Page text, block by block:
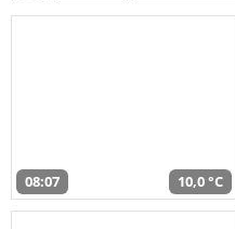
08:07 10,0 °C